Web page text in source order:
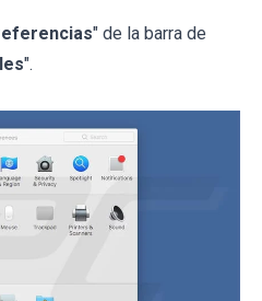
" de la barra de
".